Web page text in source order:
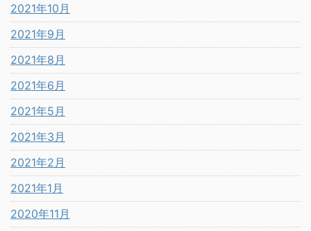
2021年10月
2021年9月
2021年8月
2021年6月
2021年5月
2021年3月
2021年2月
2021年1月
2020年11月